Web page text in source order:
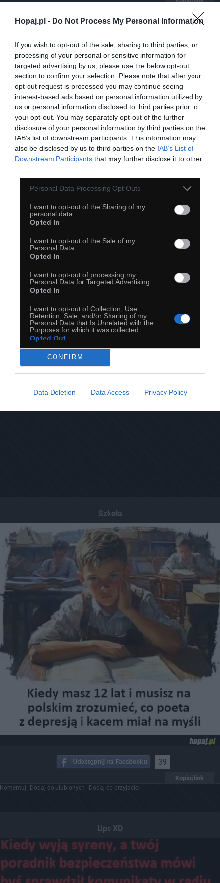
Hopaj.pl - Do Not Process My Personal Information
If you wish to opt-out of the sale, sharing to third parties, or
processing of your personal or sensitive information for
targeted advertising by us, please use the below opt-out
section to confirm your selection. Please note that after your
opt-out request is processed you may continue seeing
interest-based ads based on personal information utilized by
us or personal information disclosed to third parties prior to
your opt-out. You may separately opt-out of the further
disclosure of your personal information by third parties on the
IAB’s list of downstream participants. This information may
also be disclosed by us to third parties on the IAB’s List of
Downstream Participants that may further disclose it to other
Personal Data Processing Opt Outs
I want to opt-out of the Sharing of my
personal data.
Opted In
I want to opt-out of the Sale of my
Personal Data.
Opted In
I want to opt-out of processing my
Personal Data for Targeted Advertising.
Opted In
I want to opt-out of Collection, Use,
Retention, Sale, and/or Sharing of my
Personal Data that Is Unrelated with the
Purposes for which it was collected.
Opted Out
CONFIRM
Data Deletion Data Access Privacy Policy
Roman Tyk
Dodaj do ulubionych Dodaj do przyjaciół
Szkoła
39
Kopiuj link
Komentuj Dodaj do ulubionych Dodaj do przyjaciół
Ups XD